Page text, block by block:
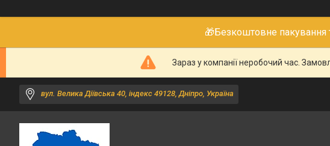
🎁Безкоштовне пакування
Зараз у компанії неробочий час.
вул. Велика Діївська 40, індекс 49128, Дніпро, Україна